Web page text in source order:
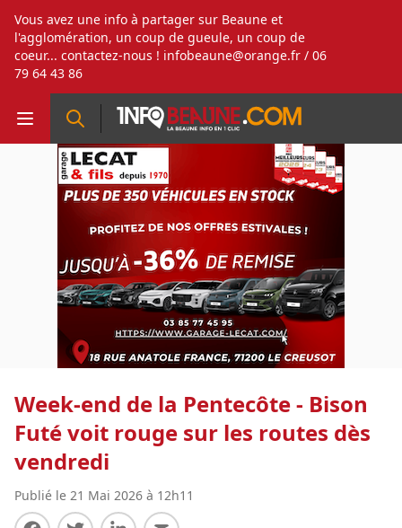
Vous avez une info à partager sur Beaune et
l'agglomération, un coup de gueule, un coup de
coeur... contactez-nous ! infobeaune@orange.fr / 06
79 64 43 86
Week-end de la Pentecôte - Bison
Futé voit rouge sur les routes dès
vendredi
Publié le 21 Mai 2026 à 12h11